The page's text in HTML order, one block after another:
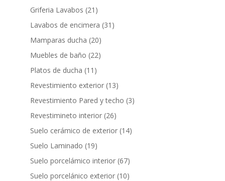
productos
Griferia Lavabos 21 21
productos
Lavabos de encimera 31 31
Mamparas ducha 2020
productos
Muebles de baño 2222
Platos de ducha 11 11
productos
Revestimiento exterior 1313
productos
Revestimiento Pared y techo 33
Revestimineto interior 2626
productos
Suelo cerámico de exterior 1414
Suelo Laminado 1919
productos
Suelo porcelámico interior 6767
productos
Suelo porcelánico exterior 1010